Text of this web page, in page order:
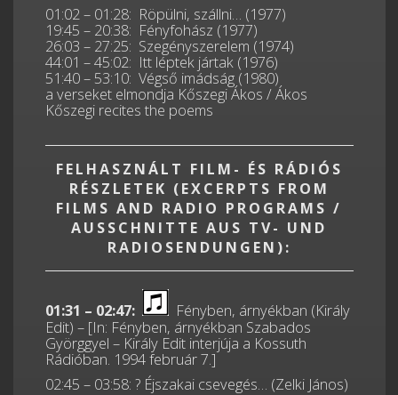
01:02 – 01:28: Röpülni, szállni… (1977)
19:45 – 20:38: Fényfohász (1977)
26:03 – 27:25: Szegényszerelem (1974)
44:01 – 45:02: Itt léptek jártak (1976)
51:40 – 53:10: Végső imádság (1980)
a verseket elmondja Kőszegi Ákos / Ákos
Kőszegi recites the poems
FELHASZNÁLT FILM- ÉS RÁDIÓS
RÉSZLETEK (EXCERPTS FROM
FILMS AND RADIO PROGRAMS /
AUSSCHNITTE AUS TV- UND
RADIOSENDUNGEN):
01:31 – 02:47:
Fényben, árnyékban (Király
Edit) – [In: Fényben, árnyékban Szabados
Györggyel – Király Edit interjúja a Kossuth
Rádióban. 1994 február 7.]
02:45 – 03:58: ? Éjszakai csevegés… (Zelki János)